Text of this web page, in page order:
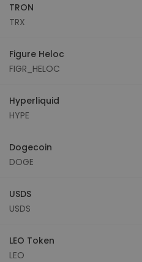
TRON
TRX
Figure Heloc
FIGR_HELOC
Hyperliquid
HYPE
Dogecoin
DOGE
USDS
USDS
LEO Token
LEO